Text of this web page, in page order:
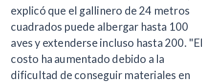
explicó que el gallinero de 24 metros
cuadrados puede albergar hasta 100
aves y extenderse incluso hasta 200. "El
costo ha aumentado debido a la
dificultad de conseguir materiales en